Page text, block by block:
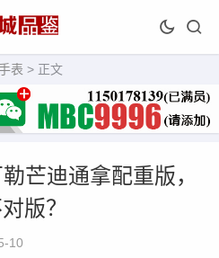
表 > 正文
芒迪通拿配重版，
版？
10